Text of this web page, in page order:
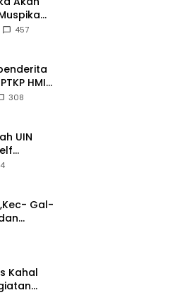
di
457
HMI
308
UIN
Gal-
ID
Kahal